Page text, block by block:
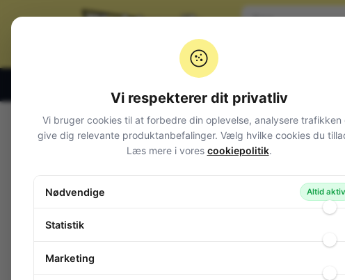
Alle
Varegrupper
Audio
Vi respekterer dit privatliv
Vi bruger cookies til at forbedre din oplevelse, analysere trafikken
give dig relevante produktanbefalinger. Vælg hvilke cookies du
Læs mere i vores cookiepolitik.
Nødvendige Altid aktiv
Statistik
Marketing